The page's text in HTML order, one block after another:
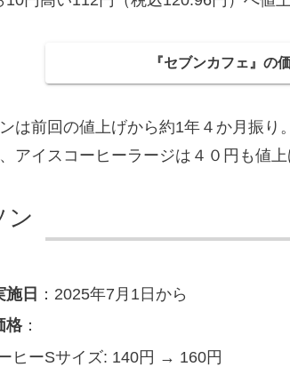
『セブンカフェ』の
は前回の値上げから約1年４か月振
アイスコーヒーラージは４０円も値上
ン
施日
：2025年7月1日から
格：
ヒーSサイズ: 140円 → 160円